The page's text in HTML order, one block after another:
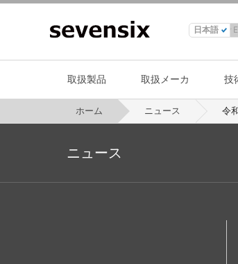
日本語
取扱製品 取扱メーカ 技
ホーム ニュース 令
ニュース